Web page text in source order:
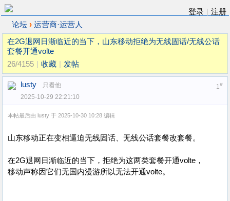
登录
注册
论坛 › 运营商·运营人
在2G退网日渐临近的当下，山东移动拒绝为无线固话/无线公话
套餐开通volte
26/4155
收藏 发帖
1#
lusty
只看他
2025-10-29 22:21:10
本帖最后由 lusty 于 2025-10-30 10:28 编辑
山东移动正在变相逼迫无线固话、无线公话套餐改套餐。
在2G退网日渐临近的当下，拒绝为这两类套餐开通volte，
移动声称因它们无国内漫游所以无法开通volte。